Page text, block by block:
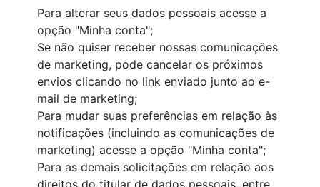
Para alterar seus dados pessoais acesse a
opção "Minha conta";
Se não quiser receber nossas comunicações
de marketing, pode cancelar os próximos
envios clicando no link enviado junto ao e-
mail de marketing;
Para mudar suas preferências em relação às
notificações (incluindo as comunicações de
marketing) acesse a opção "Minha conta";
Para as demais solicitações em relação aos